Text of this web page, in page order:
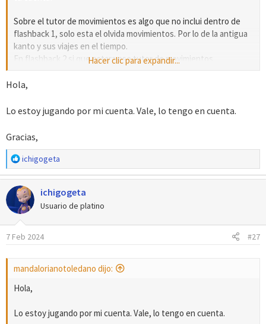
Sobre el tutor de movimientos es algo que no inclui dentro de
flashback 1, solo esta el olvida movimientos. Por lo de la antigua
kanto y sus viajes en el tiempo.
En flashback 2 si que estara ese tutor de movimientos.
flashback 2 y con mejores graficos de bw.
Saludos!
Hacer clic para expandir...
Hola,
Lo estoy jugando por mi cuenta. Vale, lo tengo en cuenta.
Gracias,
R
e
a
c
c
i
o
n
:
ichigogeta
ichigogeta
Usuario de platino
7 Feb 2024 #27
mandalorianotoledano dijo:
Hola,
Lo estoy jugando por mi cuenta. Vale, lo tengo en cuenta.